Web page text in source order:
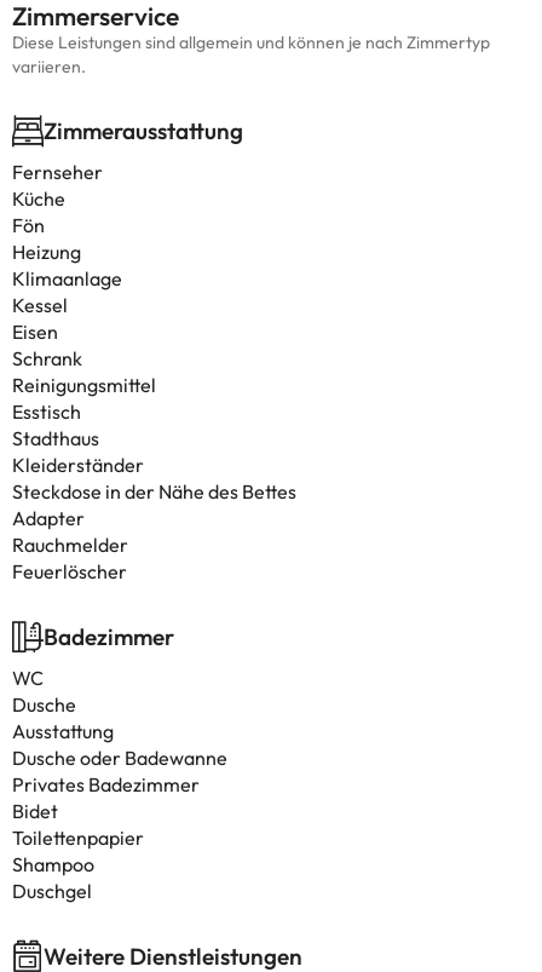
Zimmerservice
Diese Leistungen sind allgemein und können je nach Zimmertyp
variieren.
Zimmerausstattung
Fernseher
Küche
Fön
Heizung
Klimaanlage
Kessel
Eisen
Schrank
Reinigungsmittel
Esstisch
Stadthaus
Kleiderständer
Steckdose in der Nähe des Bettes
Adapter
Rauchmelder
Feuerlöscher
Badezimmer
WC
Dusche
Ausstattung
Dusche oder Badewanne
Privates Badezimmer
Bidet
Toilettenpapier
Shampoo
Duschgel
Weitere Dienstleistungen